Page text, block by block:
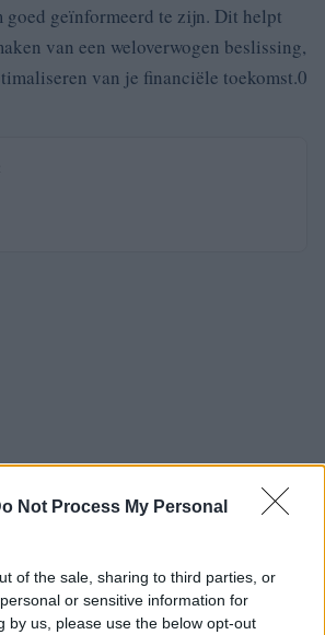
Not Process My Personal
of the sale, sharing to third parties, or
or sensitive information for
by us, please use the below opt-out
goed geïnformeerd te zijn. Dit helpt
van een weloverwogen beslissing,
van je financiële toekomst.0